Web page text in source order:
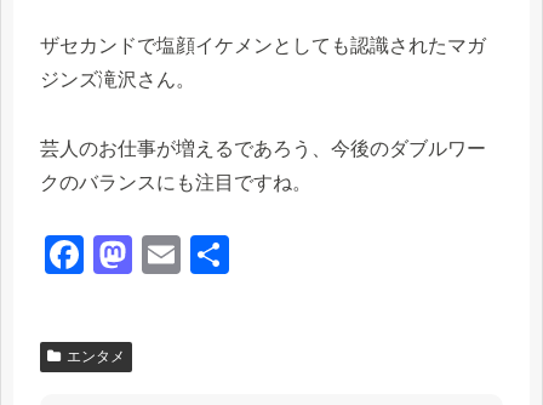
ザセカンドで塩顔イケメンとしても認識されたマガ
ジンズ滝沢さん。
芸人のお仕事が増えるであろう、今後のダブルワー
クのバランスにも注目ですね。
F
c
e
M
E
エンタメ